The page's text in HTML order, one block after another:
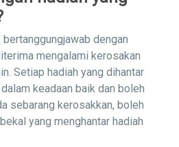
dengan
mengalami kerosakan
Setiap hadiah yang dihantar
keadaan baik dan boleh
sebarang kerosakkan, boleh
yang menghantar hadiah